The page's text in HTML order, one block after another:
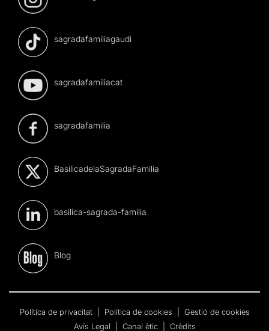
sagradafamiliagaudi
sagradafamiliacat
sagradafamilia
BasilicadelaSagradaFamilia
basilica-sagrada-familia
Blog
Política de privacitat Política de cookies
Gestió de cookies
Avís Legal
Canal ètic Crèdits